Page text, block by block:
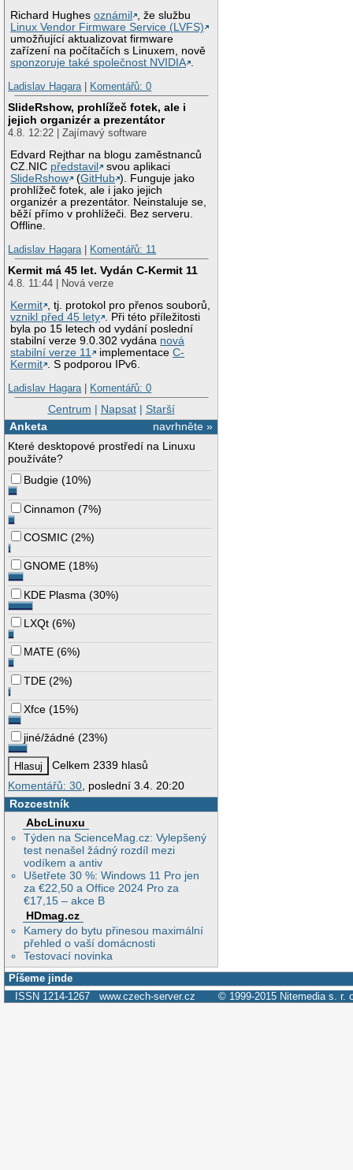
Richard Hughesoznámil
, že službu
Linux Vendor Firmware Service (LVFS)
umožňující aktualizovat firmware
zařízení na počítačích s Linuxem, nově
sponzoruje také společnost NVIDIA .
Ladislav Hagara| Komentářů: 0
SlideRshow, prohlížeč fotek, ale i
jejich organizér a prezentátor
4.8. 12:22 | Zajímavý software
Edvard Rejthar na blogu zaměstnanců
CZ.NIC představil
svou aplikaci
SlideRshow
(GitHub ). Funguje jako
prohlížeč fotek, ale i jako jejich
organizér a prezentátor. Neinstaluje se,
běží přímo v prohlížeči. Bez serveru.
Offline.
Ladislav Hagara| Komentářů: 11
Kermit má 45 let. Vydán C-Kermit 11
4.8. 11:44 | Nová verze
Kermit , tj. protokol pro přenos souborů,
vznikl před 45 lety . Při této příležitosti
byla po 15 letech od vydání poslední
stabilní verze 9.0.302 vydána nová
stabilní verze 11
implementaceC-
Kermit . S podporou IPv6.
Ladislav Hagara| Komentářů: 0
Centrum | Napsat| Starší
navrhněte »
Anketa
Které desktopové prostředí na Linuxu
používáte?
Budgie (10%)
Cinnamon (7%)
COSMIC (2%)
GNOME (18%)
KDE Plasma (30%)
LXQt (6%)
MATE (6%)
TDE (2%)
Xfce (15%)
jiné/žádné (23%)
Celkem 2339 hlasů
Komentářů: 30 , poslední 3.4. 20:20
Rozcestník
AbcLinuxu
Týden na ScienceMag.cz: Vylepšený
test nenašel žádný rozdíl mezi
vodíkem a antiv
Ušetřete 30 %: Windows 11 Pro jen
za €22,50 a Office 2024 Pro za
€17,15 – akce B
HDmag.cz
Kamery do bytu přinesou maximální
přehled o vaší domácnosti
Testovací novinka
Píšeme jinde
ISSN 1214-1267 www.czech-server.cz © 1999-2015 Nitemedia s. r.